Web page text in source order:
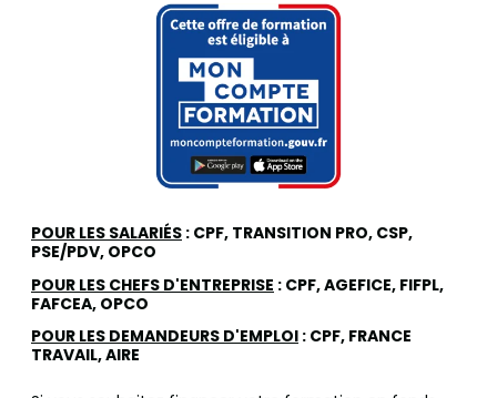
POUR LES SALARIÉS : CPF, TRANSITION PRO, CSP,
PSE/PDV, OPCO
POUR LES CHEFS D'ENTREPRISE : CPF, AGEFICE, FIFPL,
FAFCEA, OPCO
POUR LES DEMANDEURS D'EMPLOI : CPF, FRANCE
TRAVAIL, AIRE